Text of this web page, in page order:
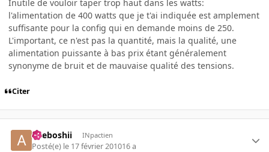
Inutile de vouloir taper trop haut dans les watts:
l'alimentation de 400 watts que je t'ai indiquée est amplement
suffisante pour la config qui en demande moins de 250.
L'important, ce n'est pas la quantité, mais la qualité, une
alimentation puissante à bas prix étant généralement
synonyme de bruit et de mauvaise qualité des tensions.
Citer
akeboshii INpactien
Posté(e) le 17 février 201016 a